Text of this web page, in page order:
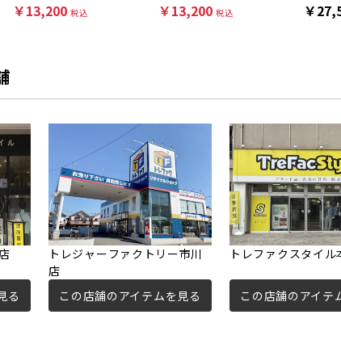
￥13,200 税込 ￥13,200 税込 ￥
る
トレジャーファクトリー市川
店
この店舗のアイテムを見る
トレファクスタイル
この店舗のアイテ